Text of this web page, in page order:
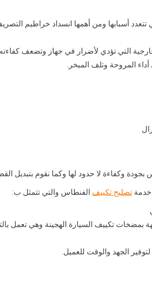
أسبابها ومن أهمها انسداد خراطيم
التي تؤدي لأضرار في جهاز وتضعف كفاءته
المروحة وتلف المبخر.
وكفاءة لا حدود لها وكما نقوم بتبديل
خدمة تصليح تكييف الفنطاس والتي تتمثل ب:
بمضخات تكييف السيارة الهجينة وهي تعمل
الجهد والوقت للعميل.